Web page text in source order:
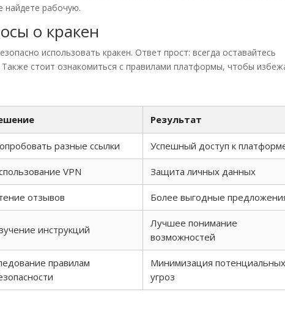
найдете рабочую.
о кракен
использовать кракен. Ответ прост: всегда оставайтесь
стоит ознакомиться с правилами платформы, чтобы
Результат
разные ссылки Успешный доступ к
VPN Защита личных данных
отзывов Более выгодные
инструкций
Лучшее понимание
возможностей
правилам
Минимизация
угроз